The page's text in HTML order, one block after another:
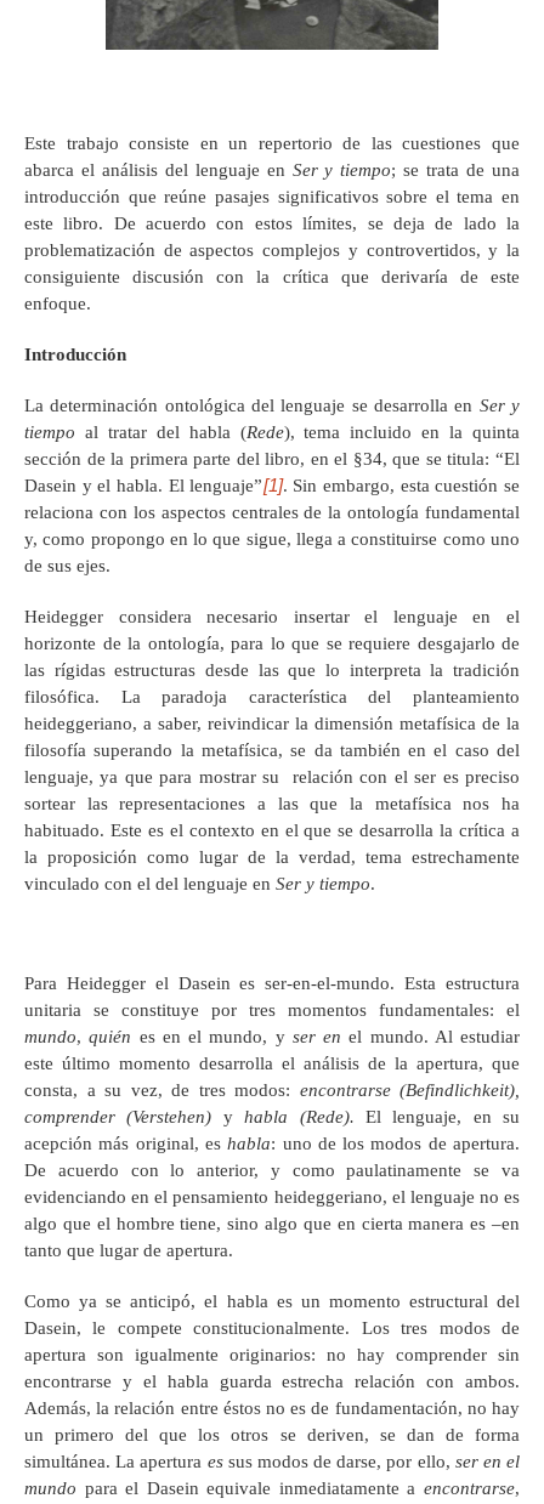
Este trabajo consiste en un repertorio de las cuestiones que
abarca el análisis del lenguaje en Ser y tiempo; se trata de una
introducción que reúne pasajes significativos sobre el tema en
este libro. De acuerdo con estos límites, se deja de lado la
problematización de aspectos complejos y controvertidos, y la
consiguiente discusión con la crítica que derivaría de este
enfoque.
Introducción
La determinación ontológica del lenguaje se desarrolla en Ser y
tiempo al tratar del habla (Rede), tema incluido en la quinta
sección de la primera parte del libro, en el §34, que se titula: “El
Dasein y el habla. El lenguaje”[1]. Sin embargo, esta cuestión se
relaciona con los aspectos centrales de la ontología fundamental
y, como propongo en lo que sigue, llega a constituirse como uno
de sus ejes.
Heidegger considera necesario insertar el lenguaje en el
horizonte de la ontología, para lo que se requiere desgajarlo de
las rígidas estructuras desde las que lo interpreta la tradición
filosófica. La paradoja característica del planteamiento
heideggeriano, a saber, reivindicar la dimensión metafísica de la
filosofía superando la metafísica, se da también en el caso del
lenguaje, ya que para mostrar su relación con el ser es preciso
sortear las representaciones a las que la metafísica nos ha
habituado. Este es el contexto en el que se desarrolla la crítica a
la proposición como lugar de la verdad, tema estrechamente
vinculado con el del lenguaje en Ser y tiempo.
Para Heidegger el Dasein es ser-en-el-mundo. Esta estructura
unitaria se constituye por tres momentos fundamentales: el
mundo,quién es en el mundo, y ser en el mundo. Al estudiar
este último momento desarrolla el análisis de la apertura, que
consta, a su vez, de tres modos: encontrarse (Befindlichkeit),
comprender (Verstehen) yhabla (Rede). El lenguaje, en su
acepción más original, eshabla: uno de los modos de apertura.
De acuerdo con lo anterior, y como paulatinamente se va
evidenciando en el pensamiento heideggeriano, el lenguaje no es
algo que el hombre tiene, sino algo que en cierta manera es –en
tanto que lugar de apertura.
Como ya se anticipó, el habla es un momento estructural del
Dasein, le compete constitucionalmente. Los tres modos de
apertura son igualmente originarios: no hay comprender sin
encontrarse y el habla guarda estrecha relación con ambos.
Además, la relación entre éstos no es de fundamentación, no hay
un primero del que los otros se deriven, se dan de forma
simultánea. La apertura es sus modos de darse, por ello, ser en el
mundo para el Dasein equivale inmediatamente aencontrarse,